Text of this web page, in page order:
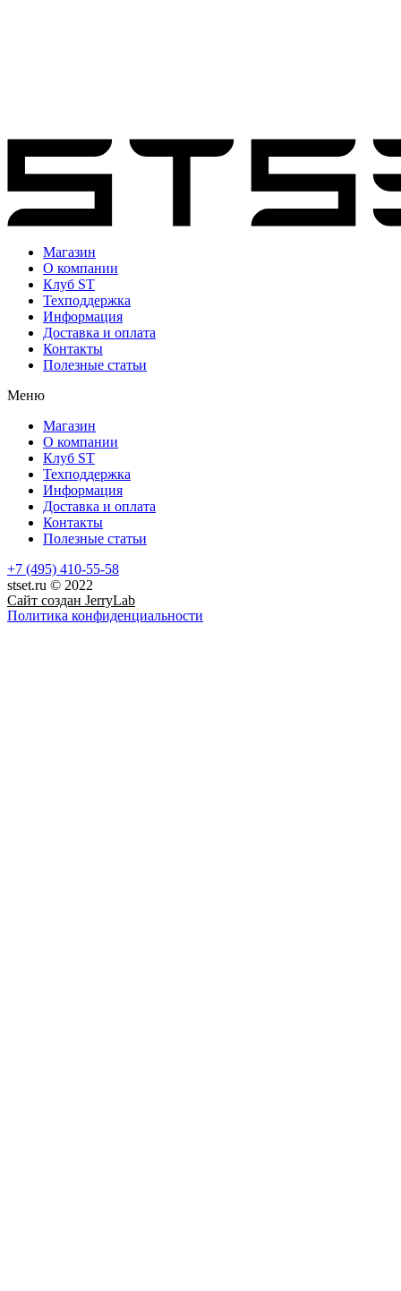
Магазин
О компании
Клуб ST
Техподдержка
Информация
Доставка и оплата
Контакты
Полезные статьи
Меню
Магазин
О компании
Клуб ST
Техподдержка
Информация
Доставка и оплата
Контакты
Полезные статьи
+7 (495) 410-55-58
stset.ru © 2022
Сайт создан JerryLab
Политика конфиденциальности